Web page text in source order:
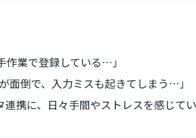
作業で登録している…」
面倒で、入力ミスも起きてしまう…」
携に、日々手間やストレスを感じて